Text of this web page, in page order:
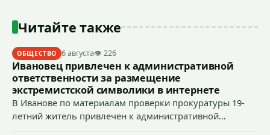
Читайте также
ОБЩЕСТВО 6 августа👁 226
Ивановец привлечен к административной
ответственности за размещение
экстремистской символики в интернете
В Иванове по материалам проверки прокуратуры 19-
летний житель привлечен к административной